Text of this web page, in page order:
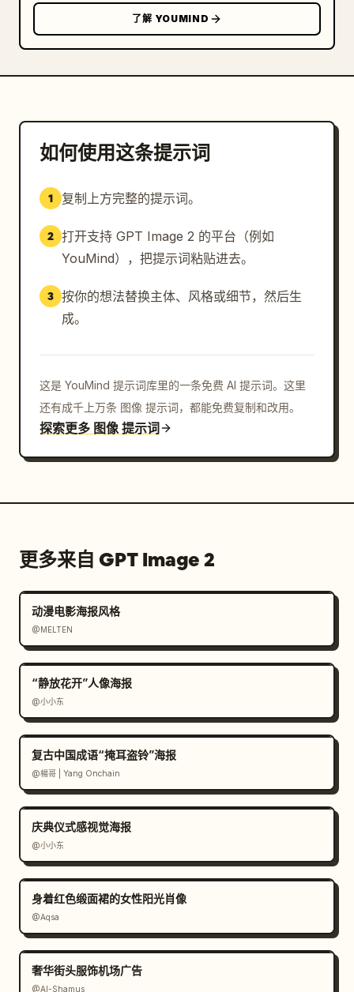
了解 YOUMIND
如何使用这条提示词
1 复制上方完整的提示词。
2 打开支持 GPT Image 2 的平台（例如
YouMind），把提示词粘贴进去。
3 按你的想法替换主体、风格或细节，然后生
成。
这是 YouMind 提示词库里的一条免费 AI 提示词。这里
还有成千上万条 图像 提示词，都能免费复制和改用。
探索更多 图像 提示词
更多来自 GPT Image 2
动漫电影海报风格
@MELTEN
“静放花开”人像海报
@小小东
复古中国成语“掩耳盗铃”海报
@楊哥 | Yang Onchain
庆典仪式感视觉海报
@小小东
身着红色缎面裙的女性阳光肖像
@Aqsa
奢华街头服饰机场广告
@Al-Shamus